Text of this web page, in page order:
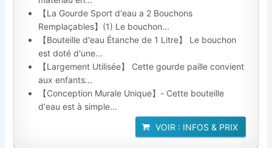
【La Gourde Sport d'eau a 2 Bouchons
Remplaçables】(1) Le bouchon...
【Bouteille d'eau Étanche de 1 Litre】 Le bouchon
est doté d'une...
【Largement Utilisée】 Cette gourde paille convient
aux enfants...
【Conception Murale Unique】- Cette bouteille
d'eau est à simple...
VOIR : INFOS & PRIX